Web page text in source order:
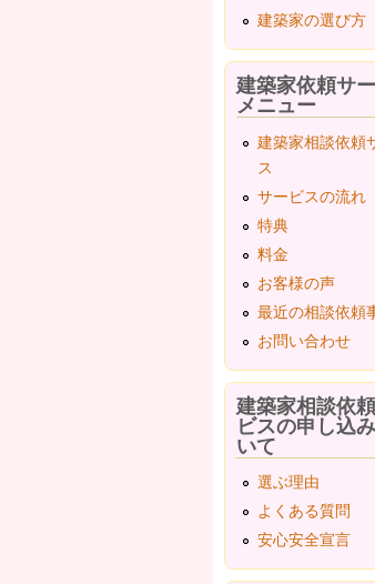
建築家の選び方
建築家依頼サ
メニュー
建築家相談依頼
ス
サービスの流れ
特典
料金
お客様の声
最近の相談依頼
お問い合わせ
建築家相談依
ビスの申し込
いて
選ぶ理由
よくある質問
安心安全宣言